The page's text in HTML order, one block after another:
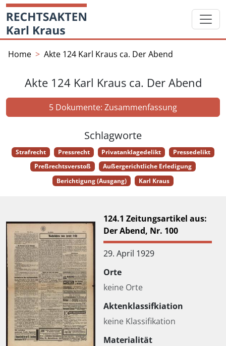
Skip
content
Startseite
Home Akte 124 Karl Kraus ca. Der Abend
Akte 124 Karl Kraus ca. Der Abend
5 Dokumente: Zusammenfassung
Schlagworte
Strafrecht Pressrecht Privatanklagedelikt
Pressedelikt
Preßrechtsverstoß
Außergerichtliche Erledigung
Berichtigung (Ausgang)
Karl Kraus
124.1 Zeitungsartikel aus:
Der Abend, Nr. 100
29. April 1929
Orte
keine Orte
Aktenklassifkiation
keine Klassifikation
Materialität